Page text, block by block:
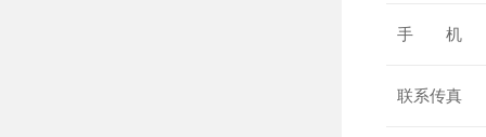
手 机
联系传真